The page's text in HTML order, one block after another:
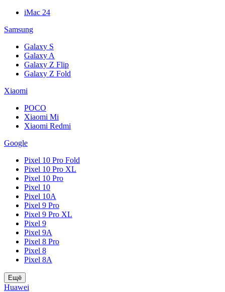
iMac 24
Samsung
Galaxy S
Galaxy A
Galaxy Z Flip
Galaxy Z Fold
Xiaomi
POCO
Xiaomi Mi
Xiaomi Redmi
Google
Pixel 10 Pro Fold
Pixel 10 Pro XL
Pixel 10 Pro
Pixel 10
Pixel 10A
Pixel 9 Pro
Pixel 9 Pro XL
Pixel 9
Pixel 9A
Pixel 8 Pro
Pixel 8
Pixel 8A
Ещё
Huawei